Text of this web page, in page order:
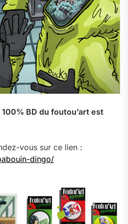
BD du foutou’art est
vous sur ce lien :
dingo/